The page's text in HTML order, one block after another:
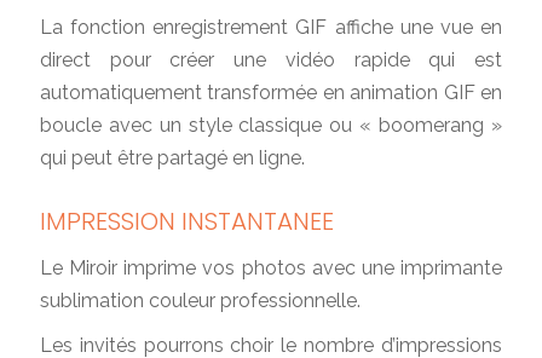
La fonction enregistrement GIF affiche une vue en
direct pour créer une vidéo rapide qui est
automatiquement transformée en animation GIF en
boucle avec un style classique ou « boomerang »
qui peut être partagé en ligne.
IMPRESSION INSTANTANEE
Le Miroir imprime vos photos avec une imprimante
sublimation couleur professionnelle.
Les invités pourrons choir le nombre d’impressions